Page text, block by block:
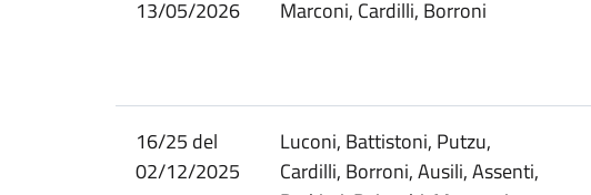
13/05/2026
Marconi, Cardilli, Borroni
16/25 del
02/12/2025
Luconi, Battistoni, Putzu,
Cardilli, Borroni, Ausili, Assenti,